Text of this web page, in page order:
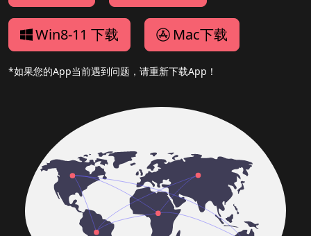
Win8-11 下载 Mac下载
*如果您的App当前遇到问题，请重新下载App！